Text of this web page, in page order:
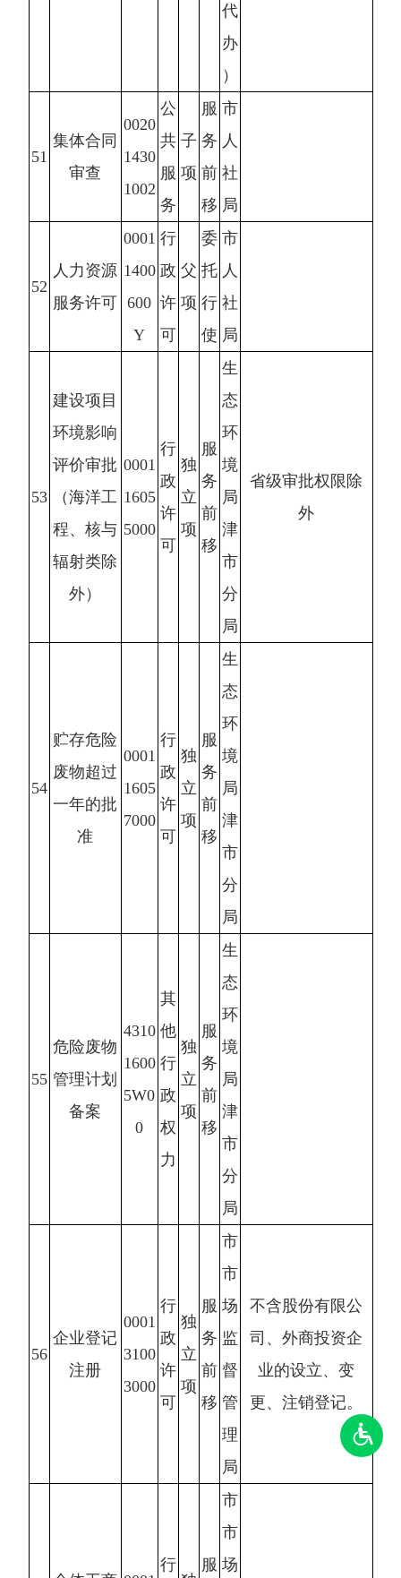
代
办
）
51
集体合同
审查
0020
1430
1002
公
共
服
务
子
项
服
务
前
移
市
人
社
局
52
人力资源
服务许可
0001
1400
600
Y
行
政
许
可
父
项
委
托
行
使
市
人
社
局
53
建设项目
环境影响
评价审批
（海洋工
程、核与
辐射类除
外）
0001
1605
5000
行
政
许
可
独
立
项
服
务
前
移
生
态
环
境
局
津
市
分
局
省级审批权限除
外
54
贮存危险
废物超过
一年的批
准
0001
1605
7000
行
政
许
可
独
立
项
服
务
前
移
生
态
环
境
局
津
市
分
局
55
危险废物
管理计划
备案
4310
1600
5W0
0
其
他
行
政
权
力
独
立
项
服
务
前
移
生
态
环
境
局
津
市
分
局
56
企业登记
注册
0001
3100
3000
行
政
许
可
独
立
项
服
务
前
移
市
市
场
监
督
管
理
局
不含股份有限公
司、外商投资企
业的设立、变
更、注销登记。
行
服
市
市
场